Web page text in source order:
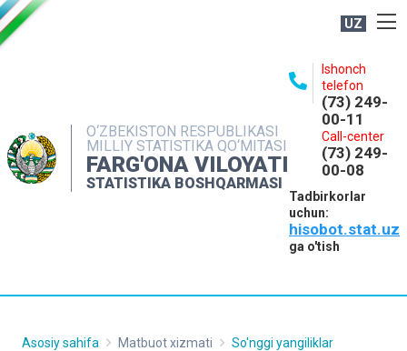
UZ
O‘ZBEKISTON RESPUBLIKASI
MILLIY STATISTIKA QO‘MITASI
FARG'ONA VILOYATI
STATISTIKA BOSHQARMASI
Ishonch
telefon
(73) 249-
00-11
Call-center
(73) 249-
00-08
Tadbirkorlar
uchun:
hisobot.stat.uz
ga o'tish
NASHRLAR
INTERAKTIV XIZMATLAR
MATBUOT XIZMATI
Asosiy sahifa Matbuot xizmati So'nggi yangiliklar